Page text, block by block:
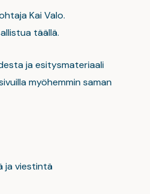
Kai Valo.
täällä.
ja esitysmateriaali
myöhemmin saman
ja viestintä